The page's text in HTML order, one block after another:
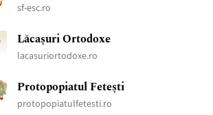
sf-esc.ro
Lăcașuri Ortodoxe
lacasuriortodoxe.ro
Protopopiatul Fetești
protopopiatulfetesti.ro